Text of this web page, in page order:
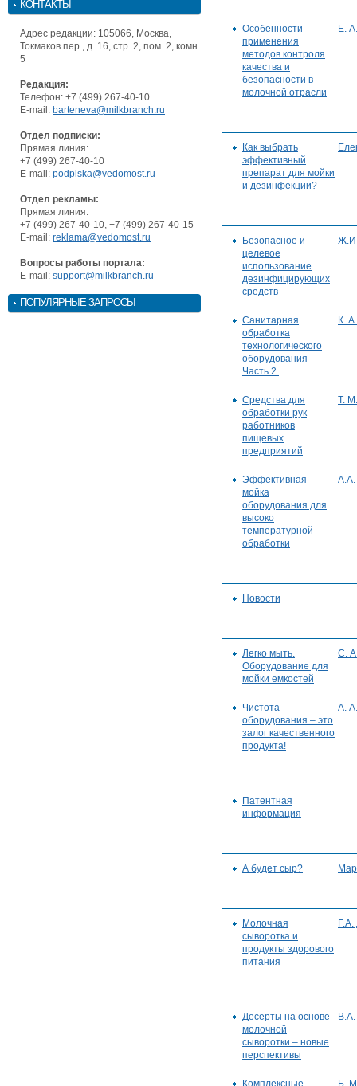
КОНТАКТЫ
Адрес редакции: 105066, Москва,
Токмаков пер., д. 16, стр. 2, пом. 2, комн.
5
Редакция:
Телефон: +7 (499) 267-40-10
E-mail: barteneva@milkbranch.ru
Отдел подписки:
Прямая линия:
+7 (499) 267-40-10
E-mail: podpiska@vedomost.ru
Отдел рекламы:
Прямая линия:
+7 (499) 267-40-10, +7 (499) 267-40-15
E-mail: reklama@vedomost.ru
Вопросы работы портала:
E-mail: support@milkbranch.ru
ПОПУЛЯРНЫЕ ЗАПРОСЫ
Особенности
применения
методов контроля
качества и
безопасности в
молочной отрасли
Е.
Как выбрать
эффективный
препарат для мойки
и дезинфекции?
Безопасное и
целевое
использование
дезинфицирующих
средств
Санитарная
обработка
технологического
оборудования
Часть 2.
К.
Средства для
обработки рук
работников
пищевых
предприятий
Т.
Эффективная
мойка
оборудования для
высоко
температурной
обработки
А.А.
Новости
Легко мыть.
Оборудование для
мойки емкостей
С.
Чистота
оборудования – это
залог качественного
продукта!
А.
Патентная
информация
А будет сыр?
Молочная
сыворотка и
продукты здорового
питания
Г.А.
Десерты на основе
молочной
сыворотки – новые
перспективы
Комплексные Б.